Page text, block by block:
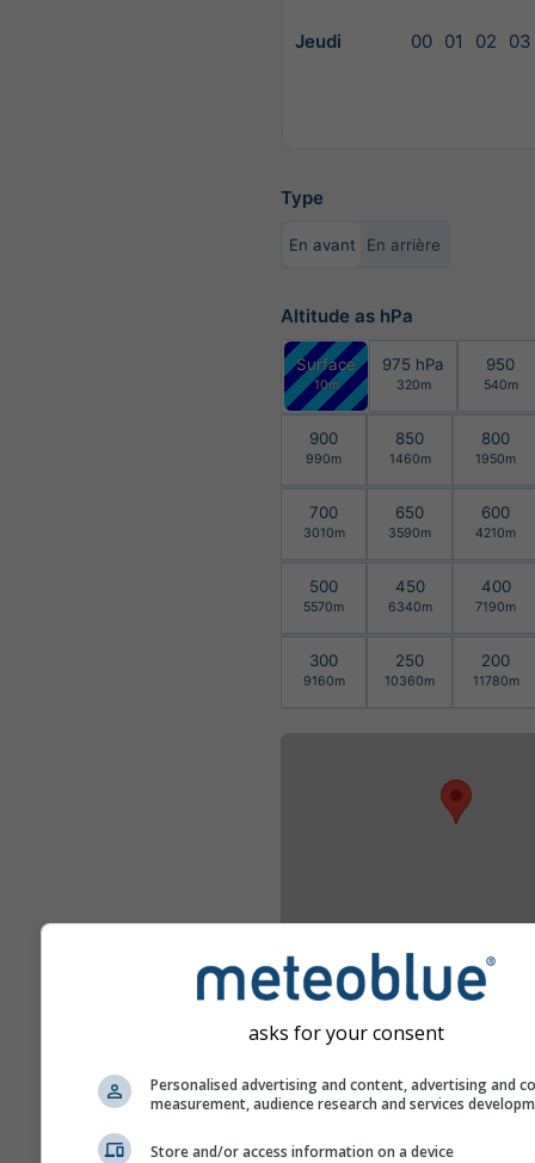
Jeudi 00 01 02 03
Type
En avant En arrière
Altitude as hPa
Surface
10m
975 hPa
320m
950
540m
900
990m
850
1460m
800
1950m
700
3010m
650
3590m
600
4210m
500
5570m
450
6340m
400
7190m
300
9160m
250
10360m
200
11780m
Zoom à
Afficher l'aide
GPX
asks for your consent
Personalised advertising and content, advertising and
measurement, audience research and services
Store and/or access information on a device